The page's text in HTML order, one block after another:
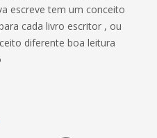
escreve tem um conceito
cada livro escritor , ou
diferente boa leitura